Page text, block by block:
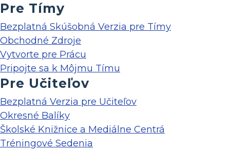
Pre Tímy
Bezplatná Skúšobná Verzia pre Tímy
Obchodné Zdroje
Vytvorte pre Prácu
Pripojte sa k Môjmu Tímu
Pre Učiteľov
Bezplatná Verzia pre Učiteľov
Okresné Balíky
Školské Knižnice a Mediálne Centrá
Tréningové Sedenia